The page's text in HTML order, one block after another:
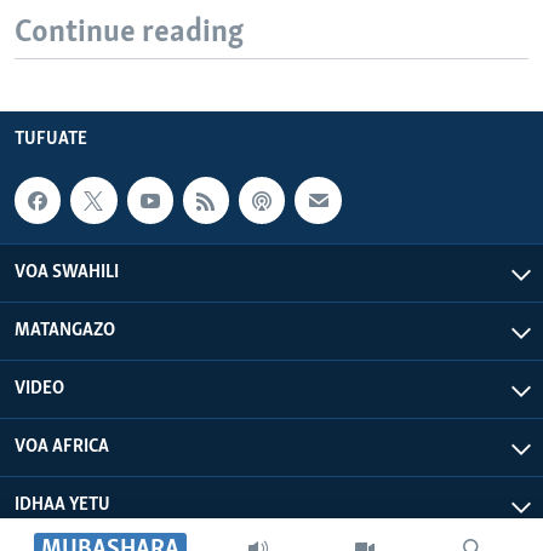
Continue reading
TUFUATE
VOA SWAHILI
MATANGAZO
VIDEO
VOA AFRICA
IDHAA YETU